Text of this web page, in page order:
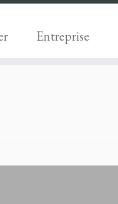
Entreprise